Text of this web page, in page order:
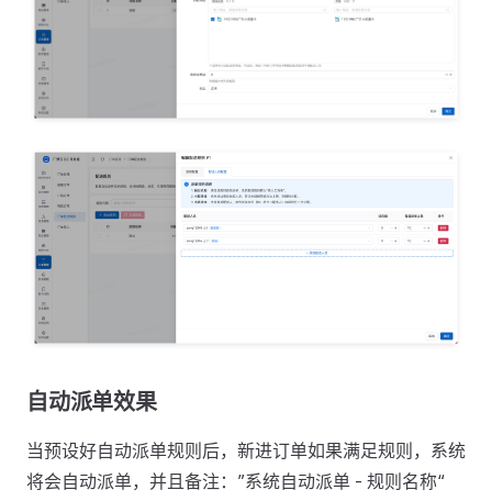
自动派单效果
当预设好自动派单规则后，新进订单如果满足规则，系统
将会自动派单，并且备注：”系统自动派单 - 规则名称“